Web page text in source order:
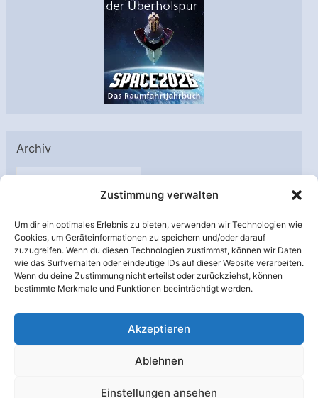
Zustimmung verwalten
Um dir ein optimales Erlebnis zu bieten, verwenden wir Technologien wie
Cookies, um Geräteinformationen zu speichern und/oder darauf
zuzugreifen. Wenn du diesen Technologien zustimmst, können wir Daten
wie das Surfverhalten oder eindeutige IDs auf dieser Website verarbeiten.
Wenn du deine Zustimmung nicht erteilst oder zurückziehst, können
bestimmte Merkmale und Funktionen beeinträchtigt werden.
Akzeptieren
Ablehnen
Einstellungen ansehen
Archiv
A
h
i
v
Unterstützt von: